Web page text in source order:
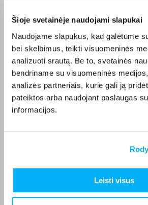
Šioje svetainėje naudojami slapukai
Naudojame slapukus, kad galėtume
bei skelbimus, teikti visuomeninės
analizuoti srautą. Be to, svetainės
bendriname su visuomeninės
analizės partneriais, kurie gali ją
pateiktos arba naudojant paslaugas
informacijos.
Leisti visus
Marius V.
Patvirtintas pirkėjas
Viskas gerai ir puikiai veikia
GYTIS M.
Patvirtintas pirkėjas
Viskas sklandžiai ir greitai, niekada nenuvilia
Tomas D.
Perku ne pirmą kartą. Tiek kvepalai superiniai,
Vytautas B.